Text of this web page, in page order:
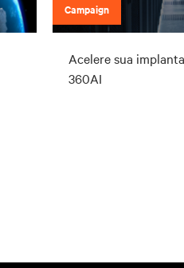
Campaign
Acelere sua
360AI